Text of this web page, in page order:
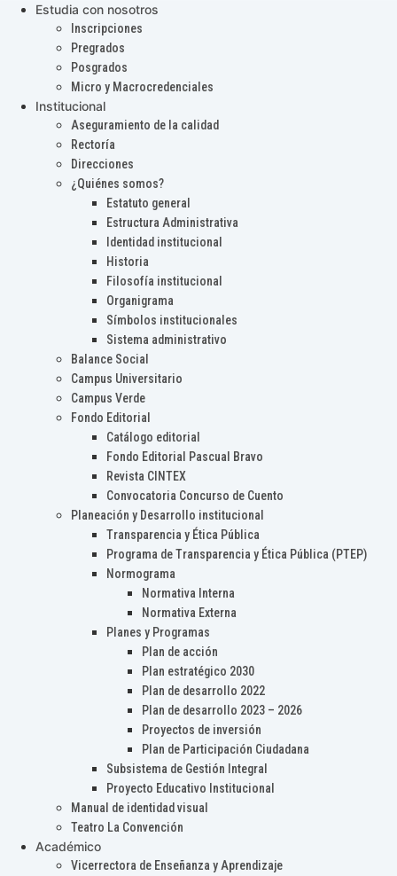
Estudia con nosotros
Inscripciones
Pregrados
Posgrados
Micro y Macrocredenciales
Institucional
Aseguramiento de la calidad
Rectoría
Direcciones
¿Quiénes somos?
Estatuto general
Estructura Administrativa
Identidad institucional
Historia
Filosofía institucional
Organigrama
Símbolos institucionales
Sistema administrativo
Balance Social
Campus Universitario
Campus Verde
Fondo Editorial
Catálogo editorial
Fondo Editorial Pascual Bravo
Revista CINTEX
Convocatoria Concurso de Cuento
Planeación y Desarrollo institucional
Transparencia y Ética Pública
Programa de Transparencia y Ética Pública (PTEP)
Normograma
Normativa Interna
Normativa Externa
Planes y Programas
Plan de acción
Plan estratégico 2030
Plan de desarrollo 2022
Plan de desarrollo 2023 – 2026
Proyectos de inversión
Plan de Participación Ciudadana
Subsistema de Gestión Integral
Proyecto Educativo Institucional
Manual de identidad visual
Teatro La Convención
Académico
Vicerrectora de Enseñanza y Aprendizaje